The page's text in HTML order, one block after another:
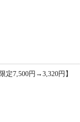
定7,500円→3,320円】